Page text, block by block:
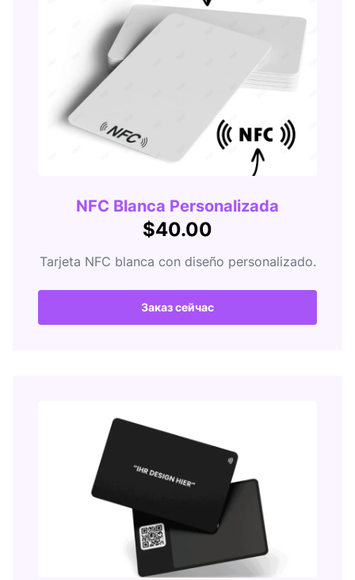
NFC Blanca Personalizada
$40.00
Tarjeta NFC blanca con diseño personalizado.
Заказ сейчас